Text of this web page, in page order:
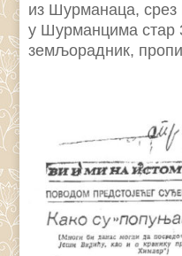
из Шурманаца, срез
у Шурманцима стар
земљорадник,